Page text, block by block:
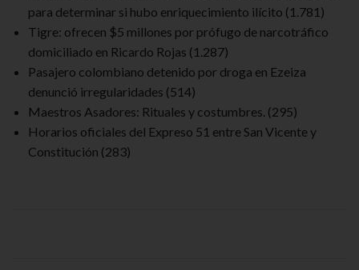
para determinar si hubo enriquecimiento ilícito (1.781)
Tigre: ofrecen $5 millones por prófugo de narcotráfico
domiciliado en Ricardo Rojas (1.287)
Pasajero colombiano detenido por droga en Ezeiza
denunció irregularidades (514)
Maestros Asadores: Rituales y costumbres. (295)
Horarios oficiales del Expreso 51 entre San Vicente y
Constitución (283)